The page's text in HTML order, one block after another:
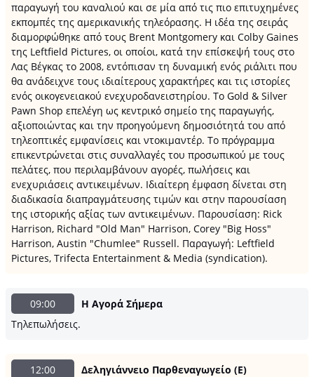
παραγωγή του καναλιού και σε μία από τις πιο επιτυχημένες
εκπομπές της αμερικανικής τηλεόρασης. Η ιδέα της σειράς
διαμορφώθηκε από τους Brent Montgomery και Colby Gaines
της Leftfield Pictures, οι οποίοι, κατά την επίσκεψή τους στο
Λας Βέγκας το 2008, εντόπισαν τη δυναμική ενός ριάλιτι που
θα ανάδειχνε τους ιδιαίτερους χαρακτήρες και τις ιστορίες
ενός οικογενειακού ενεχυροδανειστηρίου. Το Gold & Silver
Pawn Shop επελέγη ως κεντρικό σημείο της παραγωγής,
αξιοποιώντας και την προηγούμενη δημοσιότητά του από
τηλεοπτικές εμφανίσεις και ντοκιμαντέρ. Το πρόγραμμα
επικεντρώνεται στις συναλλαγές του προσωπικού με τους
πελάτες, που περιλαμβάνουν αγορές, πωλήσεις και
ενεχυριάσεις αντικειμένων. Ιδιαίτερη έμφαση δίνεται στη
διαδικασία διαπραγμάτευσης τιμών και στην παρουσίαση
της ιστορικής αξίας των αντικειμένων. Παρουσίαση: Rick
Harrison, Richard "Old Man" Harrison, Corey "Big Hoss"
Harrison, Austin "Chumlee" Russell. Παραγωγή: Leftfield
Pictures, Trifecta Entertainment & Media (syndication).
09:00
Η Αγορά Σήμερα
Τηλεπωλήσεις.
12:00
Δεληγιάννειο Παρθεναγωγείο (Ε)